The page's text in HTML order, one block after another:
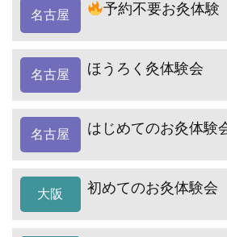
名古屋 予約不要お灸体験
名古屋 ほうろく灸体験会
名古屋 はじめてのお灸体験
大阪 初めてのお灸体験会